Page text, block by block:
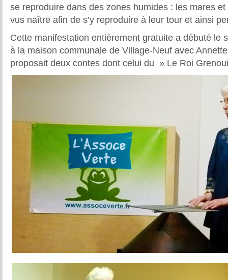
se reproduire dans des zones humides : les mares
vus naître afin de s’y reproduire à leur tour et ainsi
Cette manifestation entièrement gratuite a débuté le
à la maison communale de Village-Neuf avec
proposait deux contes dont celui du » Le Roi